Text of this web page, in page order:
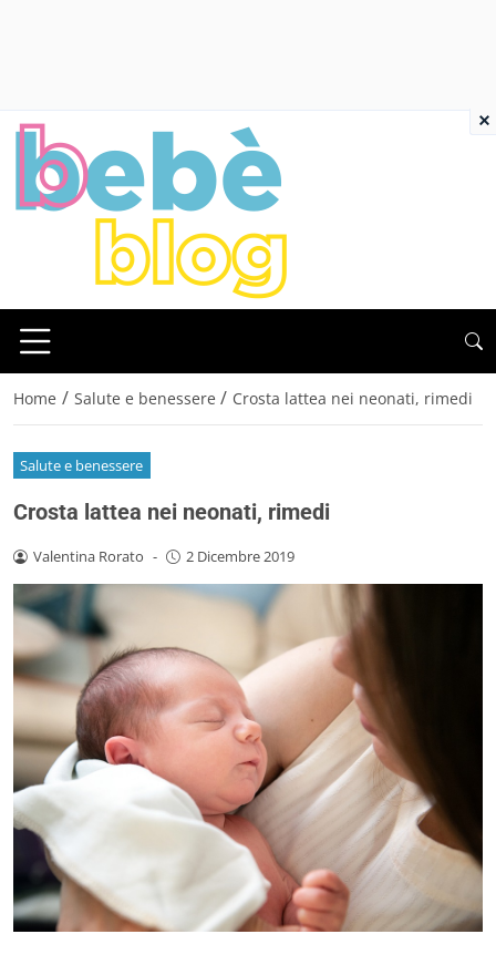
Home / Salute e benessere / Crosta lattea nei neonati, rimedi
Salute e benessere
Crosta lattea nei neonati, rimedi
Valentina Rorato - 2 Dicembre 2019
×